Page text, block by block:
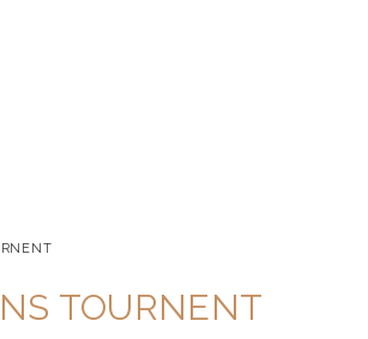
TOURNENT